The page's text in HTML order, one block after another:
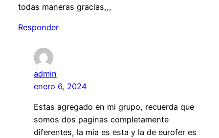
todas maneras gracias,,,
Responder
admin
enero 6, 2024
Estas agregado en mi grupo, recuerda que
somos dos paginas completamente
diferentes, la mia es esta y la de eurofer es